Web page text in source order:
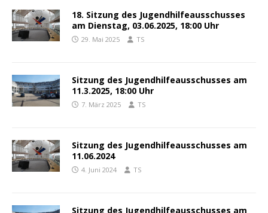
18. Sitzung des Jugendhilfeausschusses
am Dienstag, 03.06.2025, 18:00 Uhr
29. Mai 2025 TS
Sitzung des Jugendhilfeausschusses am
11.3.2025, 18:00 Uhr
7. März 2025 TS
Sitzung des Jugendhilfeausschusses am
11.06.2024
4. Juni 2024 TS
Sitzung des Jugendhilfeausschusses am